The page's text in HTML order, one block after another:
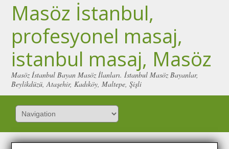
Masöz İstanbul,
profesyonel masaj,
istanbul masaj, Masöz
Masöz İstanbul Bayan Masöz İlanları. İstanbul Masöz Bayanlar,
Beylikdüzü, Ataşehir, Kadıköy, Maltepe, Şişli